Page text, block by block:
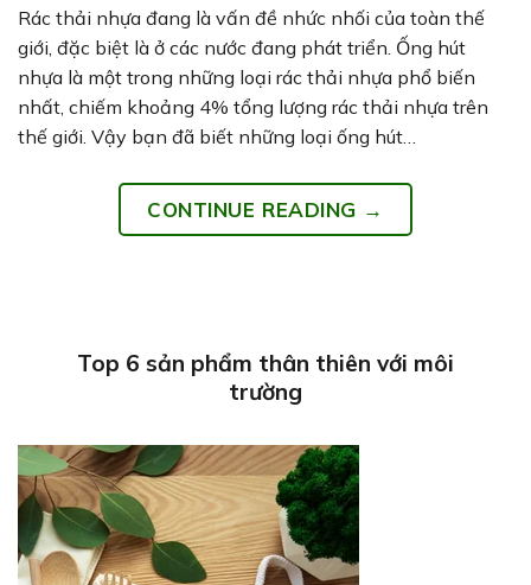
Rác thải nhựa đang là vấn đề nhức nhối của toàn thế
giới, đặc biệt là ở các nước đang phát triển. Ống hút
nhựa là một trong những loại rác thải nhựa phổ biến
nhất, chiếm khoảng 4% tổng lượng rác thải nhựa trên
thế giới. Vậy bạn đã biết những loại ống hút…
CONTINUE READING →
Top 6 sản phẩm thân thiên với môi
trường